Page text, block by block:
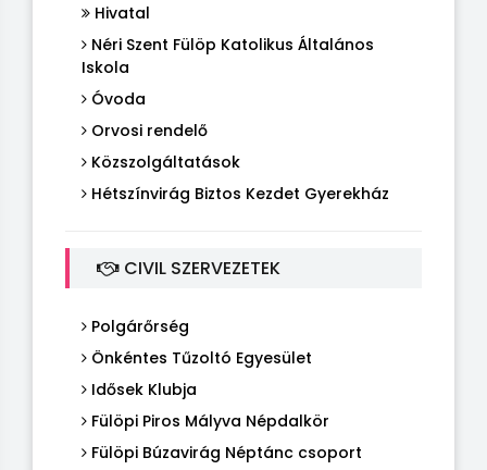
Hivatal
Néri Szent Fülöp Katolikus Általános
Iskola
Óvoda
Orvosi rendelő
Közszolgáltatások
Hétszínvirág Biztos Kezdet Gyerekház
CIVIL SZERVEZETEK
Polgárőrség
Önkéntes Tűzoltó Egyesület
Idősek Klubja
Fülöpi Piros Mályva Népdalkör
Fülöpi Búzavirág Néptánc csoport